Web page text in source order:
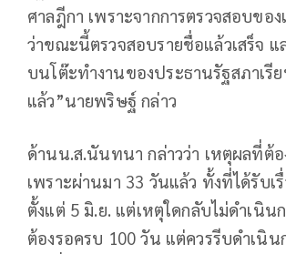
ศาลฎีกา เพราะจากการตรวจสอบขอ
ว่าขณะนี้ตรวจสอบรายชื่อแล้วเสร็จ แ
บนโต๊ะทำงานของประธานรัฐสภาเรี
แล้ว”นายพริษฐ์ กล่าว
ด้านน.ส.นันทนา กล่าวว่า เหตุผลที่ต้อ
เพราะผ่านมา 33 วันแล้ว ทั้งที่ได้รับเรื่
ตั้งแต่ 5 มิ.ย. แต่เหตุใดกลับไม่ดำเนิน
ต้องรอครบ 100 วัน แต่ควรรีบดำเนิน